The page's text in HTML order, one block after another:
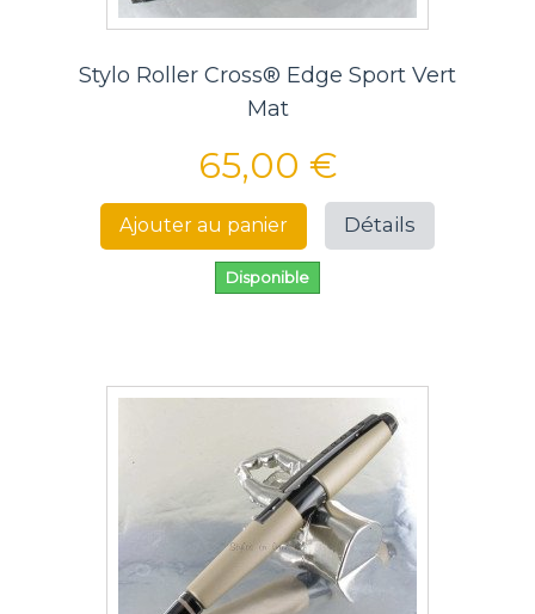
Stylo Roller Cross® Edge Sport Vert
Mat
65,00 €
Ajouter au panier Détails
Disponible